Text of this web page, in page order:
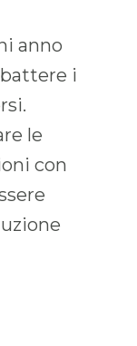
anno
i
le
con